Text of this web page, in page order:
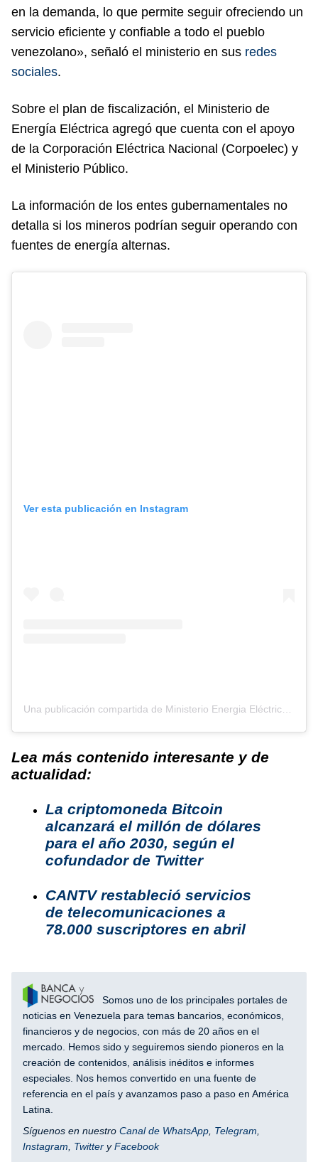
en la demanda, lo que permite seguir ofreciendo un
servicio eficiente y confiable a todo el pueblo
venezolano», señaló el ministerio en sus redes
sociales.
Sobre el plan de fiscalización, el Ministerio de
Energía Eléctrica agregó que cuenta con el apoyo
de la Corporación Eléctrica Nacional (Corpoelec) y
el Ministerio Público.
La información de los entes gubernamentales no
detalla si los mineros podrían seguir operando con
fuentes de energía alternas.
Ver esta publicación en Instagram
Lea más contenido interesante y de
actualidad:
La criptomoneda Bitcoin
alcanzará el millón de dólares
para el año 2030, según el
cofundador de Twitter
CANTV restableció servicios
de telecomunicaciones a
78.000 suscriptores en abril
Somos uno de los principales portales de
noticias en Venezuela para temas bancarios, económicos,
financieros y de negocios, con más de 20 años en el
mercado. Hemos sido y seguiremos siendo pioneros en la
creación de contenidos, análisis inéditos e informes
especiales. Nos hemos convertido en una fuente de
referencia en el país y avanzamos paso a paso en América
Latina.
Síguenos en nuestro Canal de WhatsApp Telegram
Instagram
Twitter yFacebook